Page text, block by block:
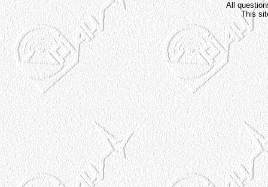
All
This